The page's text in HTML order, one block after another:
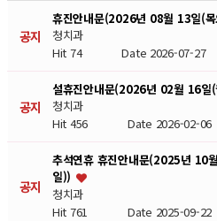
공지
휴진안내문(2026년 08월 13일(
청치과
Hit 74Date 2026-07-27
공지
설휴진안내문(2026년 02월 16
청치과
Hit 456Date 2026-02-06
공지
추석연휴 휴진안내문(2025년 10
일))
청치과
Hit 761Date 2025-09-22